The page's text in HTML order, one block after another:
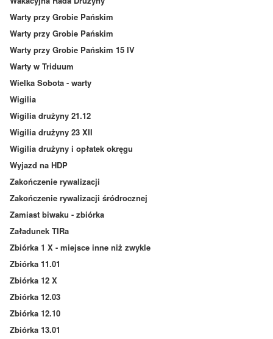
Warty przy Grobie Pańskim
Warty przy Grobie Pańskim
Warty przy Grobie Pańskim 15 IV
Warty w Triduum
Wielka Sobota - warty
Wigilia
Wigilia drużyny 21.12
Wigilia drużyny 23 XII
Wigilia drużyny i opłatek okręgu
Wyjazd na HDP
Zakończenie rywalizacji
Zakończenie rywalizacji śródrocznej
Zamiast biwaku - zbiórka
Załadunek TIRa
Zbiórka 1 X - miejsce inne niż zwykle
Zbiórka 11.01
Zbiórka 12 X
Zbiórka 12.03
Zbiórka 12.10
Zbiórka 13.01